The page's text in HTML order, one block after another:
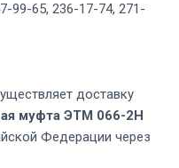
99-65, 236-17-74, 271-
доставку
муфта ЭТМ 066-2Н
Федерации через